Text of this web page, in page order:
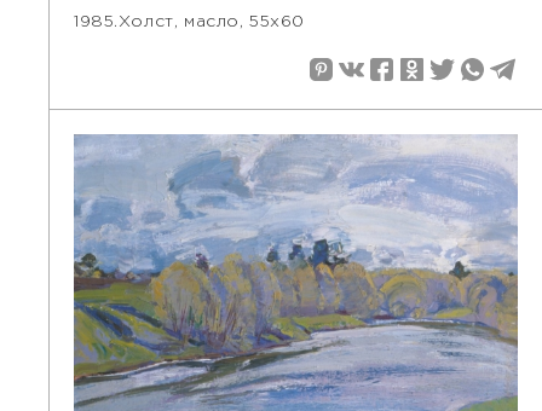
1985.Холст, масло, 55х60